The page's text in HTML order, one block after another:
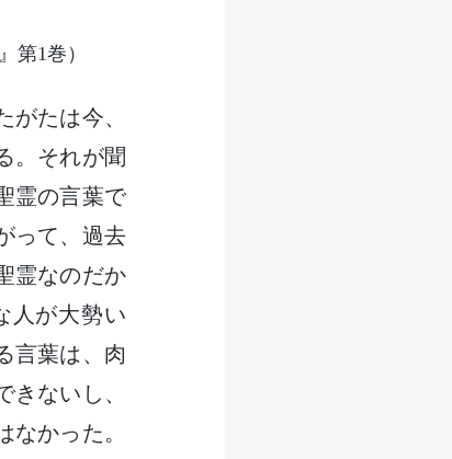
第1巻）
たは今、
。それが聞
霊の言葉で
って、過去
霊なのだか
人が大勢い
言葉は、肉
ないし、
かった。